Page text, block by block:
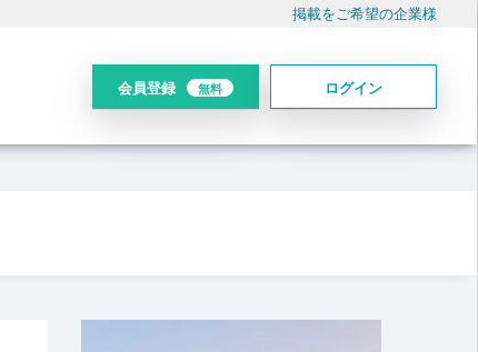
掲載をご希望の企業様
会員登録 無料 ログイン